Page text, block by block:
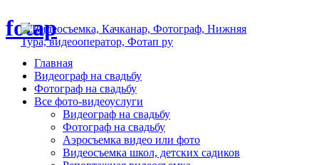
fotap
Главная
Видеограф на свадьбу
Фотограф на свадьбу
Все фото-видеоуслуги
Видеограф на свадьбу
Фотограф на свадьбу
Аэросъемка видео или фото
Видеосъемка школ, детских садиков